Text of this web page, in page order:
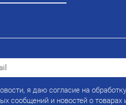
я даю согласие на
сообщений и новостей о товарах